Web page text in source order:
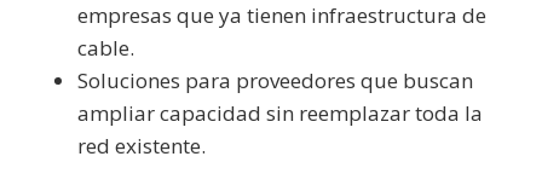
empresas que ya tienen infraestructura de
cable.
Soluciones para proveedores que buscan
ampliar capacidad sin reemplazar toda la
red existente.